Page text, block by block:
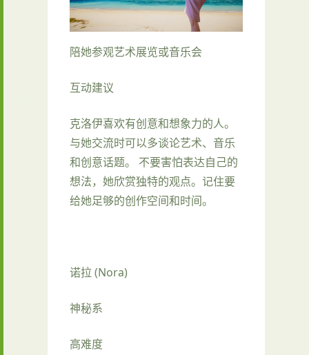
陪她参观艺术展览或音乐会
互动建议
克洛伊喜欢有创意和想象力的人。
与她交流时可以多谈论艺术、音乐
和创意话题。 不要害怕表达自己的
想法，她欣赏独特的观点。记住要
给她足够的创作空间和时间。
诺拉 (Nora)
神秘系
高难度